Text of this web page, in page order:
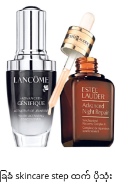
skincare step ထက် ပိုသုံး